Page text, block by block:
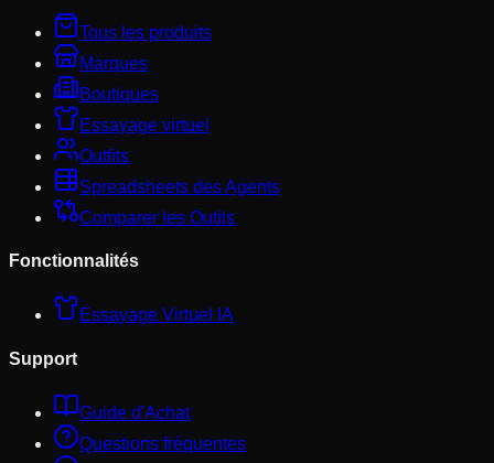
Tous les produits
Marques
Boutiques
Essayage virtuel
Outfits
Spreadsheets des Agents
Comparer les Outils
Fonctionnalités
Essayage Virtuel IA
Support
Guide d'Achat
Questions fréquentes